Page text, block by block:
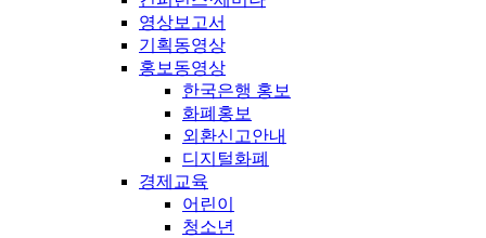
영상보고서
기획동영상
홍보동영상
한국은행 홍보
화폐홍보
외환신고안내
디지털화폐
경제교육
어린이
청소년